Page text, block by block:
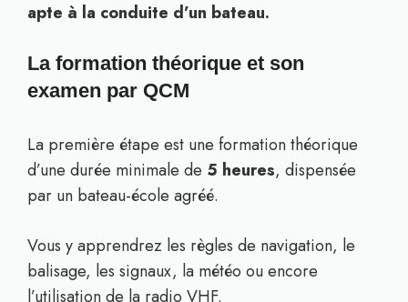
apte à la conduite d’un bateau.
La formation théorique et son
examen par QCM
La première étape est une formation théorique
d’une durée minimale de 5 heures, dispensée
par un bateau-école agréé.
Vous y apprendrez les règles de navigation, le
balisage, les signaux, la météo ou encore
l’utilisation de la radio VHF.